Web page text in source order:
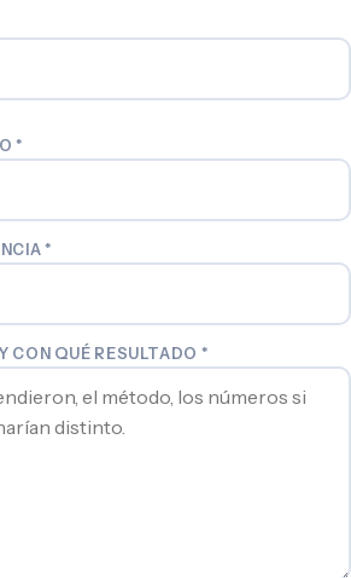
*
*
CON QUÉ RESULTADO *